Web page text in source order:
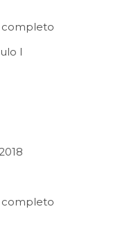
completo
I
completo